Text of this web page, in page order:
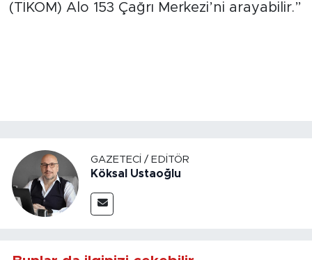
(TİKOM) Alo 153 Çağrı Merkezi’ni arayabilir.”
GAZETECI / EDITÖR
Köksal Ustaoğlu